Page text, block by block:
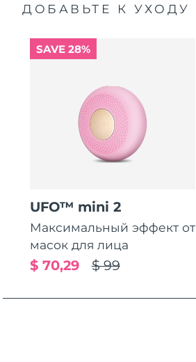
ДОБАВЬТЕ К УХОДУ
SAVE 28%
UFO™ mini 2
Максимальный эффект от
масок для лица
$ 99
$ 70,29